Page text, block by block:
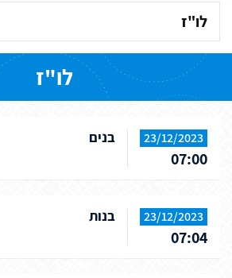
בחר
את
העמוד
הרצוי
לו"ז
23/12/2023
07:00
בנים
23/12/2023
07:04
בנות